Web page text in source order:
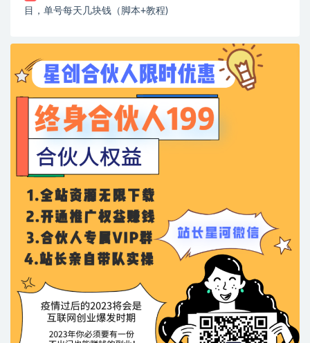
目，单号每天几块钱（脚本+教程)